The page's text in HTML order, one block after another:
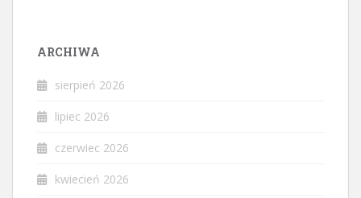
ARCHIWA
sierpień 2026
lipiec 2026
czerwiec 2026
kwiecień 2026